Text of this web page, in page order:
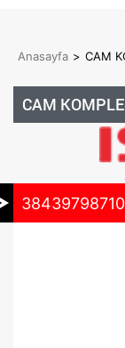
Anasayfa > CAM
CAM